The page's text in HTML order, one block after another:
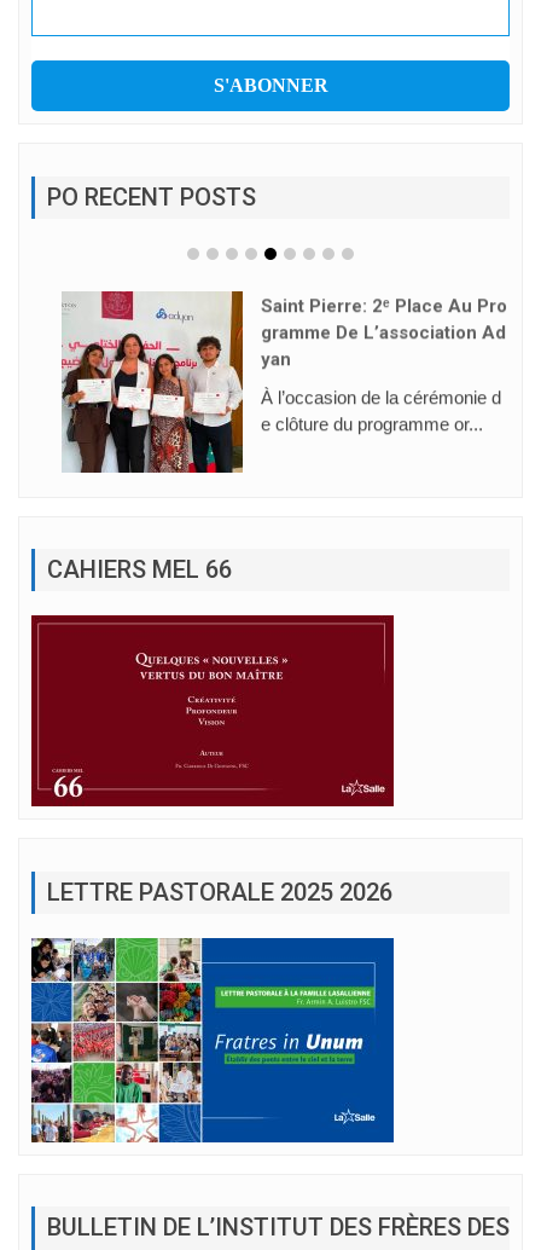
PO RECENT POSTS
Saint Pierre: 2ᵉ Place Au Pro
Gramme De L’association Ad
Yan
À l’occasion de la cérémonie d
e clôture du programme or...
CAHIERS MEL 66
LETTRE PASTORALE 2025 2026
BULLETIN DE L’INSTITUT DES FRÈRES DES